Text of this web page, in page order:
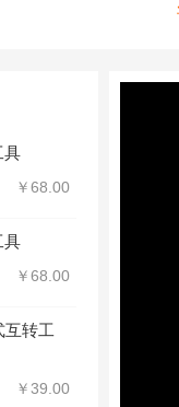
具
￥68.00
具
￥68.00
互转工
￥39.00